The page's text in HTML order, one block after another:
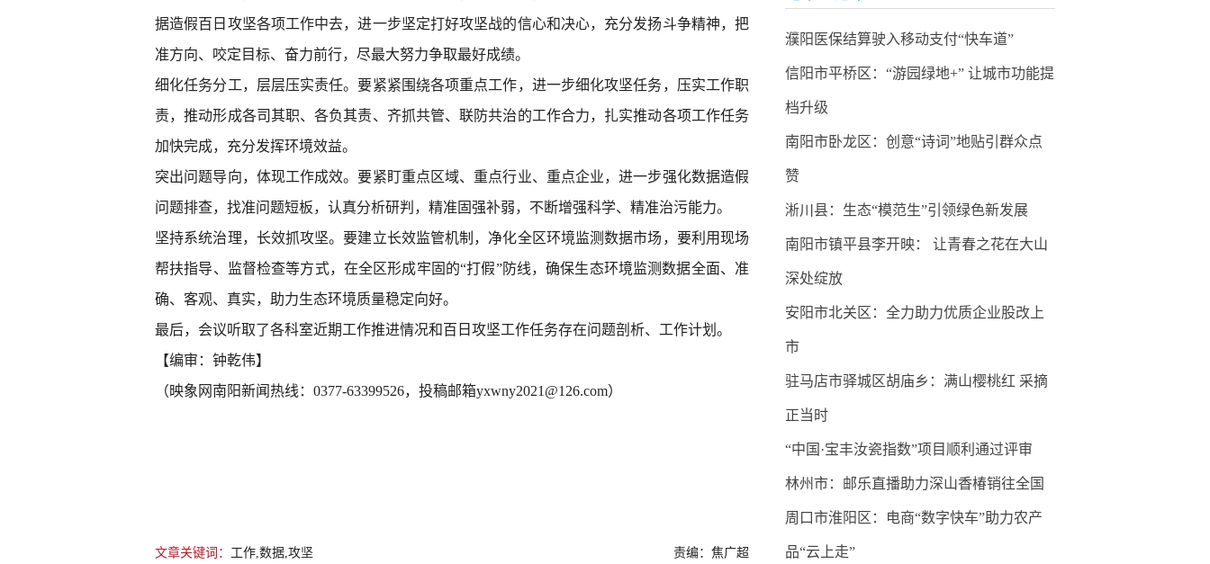
据造假百日攻坚各项工作中去，进一步坚定打好攻坚战的信心和决心，充分发扬斗争精神，把
准方向、咬定目标、奋力前行，尽最大努力争取最好成绩。
细化任务分工，层层压实责任。要紧紧围绕各项重点工作，进一步细化攻坚任务，压实工作职
责，推动形成各司其职、各负其责、齐抓共管、联防共治的工作合力，扎实推动各项工作任务
加快完成，充分发挥环境效益。
突出问题导向，体现工作成效。要紧盯重点区域、重点行业、重点企业，进一步强化数据造假
问题排查，找准问题短板，认真分析研判，精准固强补弱，不断增强科学、精准治污能力。
坚持系统治理，长效抓攻坚。要建立长效监管机制，净化全区环境监测数据市场，要利用现场
帮扶指导、监督检查等方式，在全区形成牢固的“打假”防线，确保生态环境监测数据全面、准
确、客观、真实，助力生态环境质量稳定向好。
最后，会议听取了各科室近期工作推进情况和百日攻坚工作任务存在问题剖析、工作计划。
【编审：钟乾伟】
（映象网南阳新闻热线：0377-63399526，投稿邮箱yxwny2021@126.com）
文章关键词： 工作,数据,攻坚 责编：焦广超
濮阳医保结算驶入移动支付“快车道”
信阳市平桥区：“游园绿地+” 让城市功能提
档升级
南阳市卧龙区：创意“诗词”地贴引群众点
赞
淅川县：生态“模范生”引领绿色新发展
南阳市镇平县李开映： 让青春之花在大山
深处绽放
安阳市北关区：全力助力优质企业股改上
市
驻马店市驿城区胡庙乡：满山樱桃红 采摘
正当时
“中国·宝丰汝瓷指数”项目顺利通过评审
林州市：邮乐直播助力深山香椿销往全国
周口市淮阳区：电商“数字快车”助力农产
品“云上走”